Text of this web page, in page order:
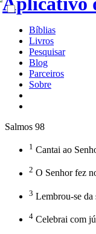
Bíblias
Livros
Pesquisar
Blog
Parceiros
Sobre
Salmos 98
1 Cantai ao
2 O Senhor fez
3 Lembrou-se da
4 Celebrai com